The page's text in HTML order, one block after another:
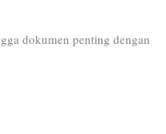
dokumen penting dengan